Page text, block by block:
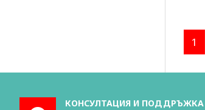
1
КОНСУЛТАЦИЯ И ПОДДРЪЖКА